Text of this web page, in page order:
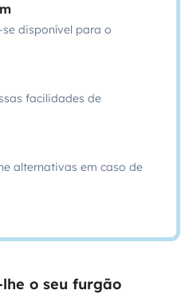
disponível para o
facilidades de
alternativas em caso de
o seu furgão